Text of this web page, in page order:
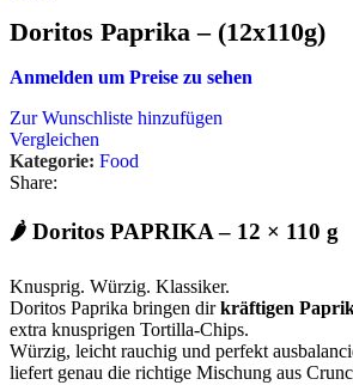
Doritos Paprika – (12x110g)
Anmelden um Preise zu sehen
Zur Wunschliste hinzufügen
Vergleichen
Kategorie: Food
Share:
🌶️ Doritos PAPRIKA – 12 × 110 g
Knusprig. Würzig. Klassiker.
Doritos Paprika bringen dirkräftigen
extra knusprigen Tortilla-Chips.
Würzig, leicht rauchig und perfekt
liefert genau die richtige Mischung aus